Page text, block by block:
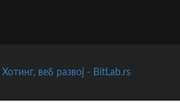
Хотинг, веб развој - BitLab.rs